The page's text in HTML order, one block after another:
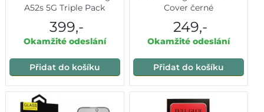
A52s 5G Triple Pack
399,-
Okamžité odeslání
Přidat do košíku
Cover černé
249,-
Okamžité odeslání
Přidat do košíku